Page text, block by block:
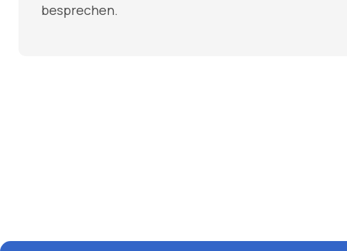
besprechen.